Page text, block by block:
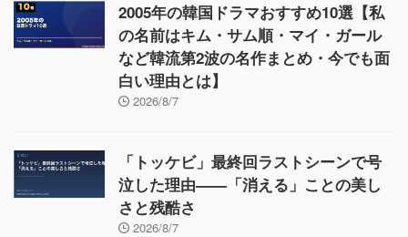
2005年の韓国ドラマおすすめ10選【私
の名前はキム・サム順・マイ・ガール
など韓流第2波の名作まとめ・今でも面
白い理由とは】
2026/8/7
「トッケビ」最終回ラストシーンで号
泣した理由——「消える」ことの美し
さと残酷さ
2026/8/7